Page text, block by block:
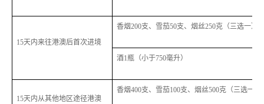
15天内来往港澳后首次进境
香烟200支、雪茄50支、烟丝250克（三选一）
酒1瓶（小于750毫升）
15天内从其他地区途径港澳
香烟400支、雪茄100支、烟丝500克（三选一）